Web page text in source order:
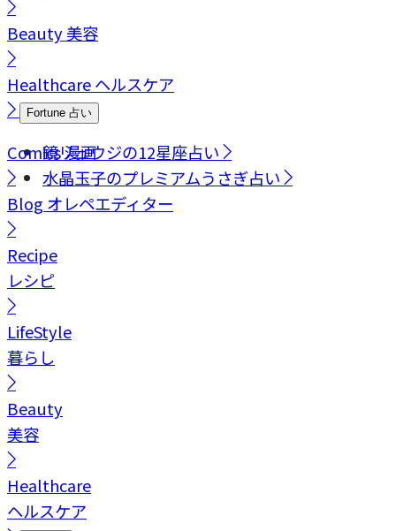
Beauty美容
Healthcareヘルスケア
Fortune 占い
鏡リュウジの12星座占い
水晶玉子のプレミアムうさぎ占い
Comics漫画
Blog オレペエディター
Recipe
レシピ
LifeStyle
暮らし
Beauty
美容
Healthcare
ヘルスケア